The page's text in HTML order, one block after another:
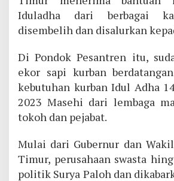
Iduladha dari berbagai
disembelih dan disalurkan
Di Pondok Pesantren itu,
ekor sapi kurban
kebutuhan kurban Idul Adha
2023 Masehi dari lembaga
tokoh dan pejabat.
Mulai dari Gubernur dan
Timur, perusahaan swasta
politik Surya Paloh dan